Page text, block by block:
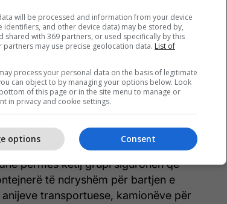
të përfitimit të dobisë pasurore
në veprimtari kriminale të grupit të
shitjes, shpërndarjes dhe
të cilat me ligj janë shpallur
të dyshuarit duke qenë pjesë e grupit
e narkotikut: kokainë, heroinë,
së Jugut, Iranit dhe Turqisë,
aranzhuar porosi të narkotikëve
përmes këtij grupi sigurohen që
të ndryshëm për bartjen e
transportuese, kamionëve për
will be processed and information from your device
identifiers, and other device data) may be stored by,
shared with 369 partners, or used specifically by this
partners may use precise geolocation data. List of
process your personal data on the basis of legitimate
can object to by managing your options below. Look
of this page or in the site menu to manage or
in privacy and cookie settings.
Consent
options